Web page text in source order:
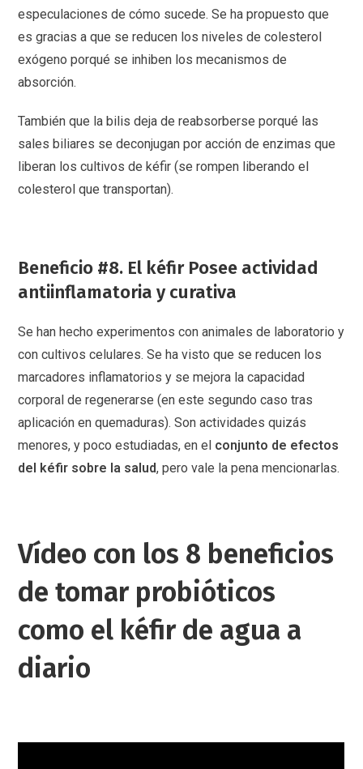
especulaciones de cómo sucede. Se ha propuesto que
es gracias a que se reducen los niveles de colesterol
exógeno porqué se inhiben los mecanismos de
absorción.
También que la bilis deja de reabsorberse porqué las
sales biliares se deconjugan por acción de enzimas que
liberan los cultivos de kéfir (se rompen liberando el
colesterol que transportan).
Beneficio #8. El kéfir Posee actividad
antiinflamatoria y curativa
Se han hecho experimentos con animales de laboratorio y
con cultivos celulares. Se ha visto que se reducen los
marcadores inflamatorios y se mejora la capacidad
corporal de regenerarse (en este segundo caso tras
aplicación en quemaduras). Son actividades quizás
menores, y poco estudiadas, en el conjunto de efectos
del kéfir sobre la salud, pero vale la pena mencionarlas.
Vídeo con los 8 beneficios
de tomar probióticos
como el kéfir de agua a
diario